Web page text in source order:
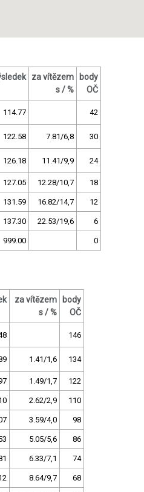
za vítězem
s / %
body
OČ
114.77 42
122.58 7.81/6,8 30
126.18 11.41/9,9 24
127.05 12.28/10,7 18
131.59 16.82/14,7 12
137.30 22.53/19,6 6
999.00 0
za vítězem
s / %
body
OČ
146
1.41/1,6 134
1.49/1,7 122
2.62/2,9 110
3.59/4,0 98
5.05/5,6 86
6.33/7,1 74
8.64/9,7 68